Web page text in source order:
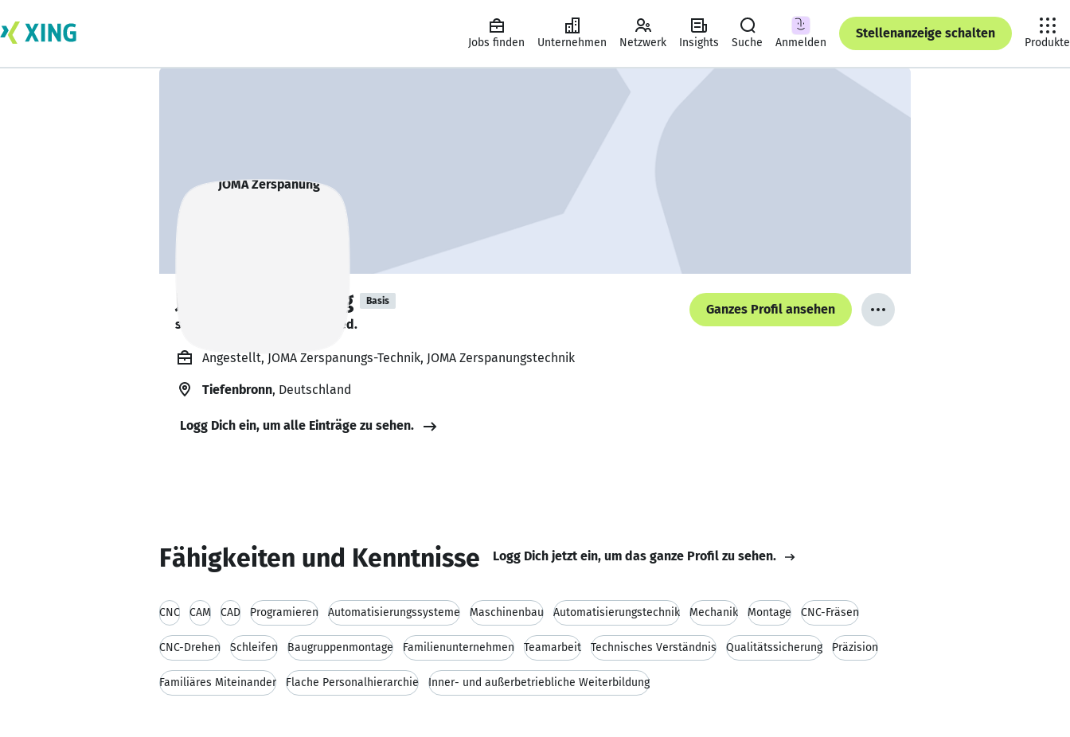
Jobs finden Unternehmen Netzwerk Insights Suche Anmelden
Stellenanzeige schalten
Produkte
JOMA Zerspanung Basis
sucht ein neues Team-Mitglied.
Ganzes Profil ansehen
Angestellt, JOMA Zerspanungs-Technik, JOMA Zerspanungstechnik
Tiefenbronn, Deutschland
Logg Dich ein, um alle Einträge zu sehen.
Fähigkeiten und Kenntnisse Logg Dich jetzt ein, um das ganze Profil zu sehen.
CNC CAM CAD Programieren Automatisierungssysteme Maschinenbau Automatisierungstechnik Mechanik Montage CNC-Fräsen
CNC-Drehen Schleifen Baugruppenmontage Familienunternehmen Teamarbeit Technisches Verständnis Qualitätssicherung Präzision
Familiäres Miteinander Flache Personalhierarchie Inner- und außerbetriebliche Weiterbildung